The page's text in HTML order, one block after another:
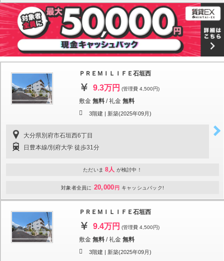
ＰＲＥＭＩＬＩＦＥ石垣西
9.3万円 (管理費 4,500円)
敷金 無料 /礼金 無料
3階建 | 新築(2025年09月)
大分県別府市石垣西6丁目
日豊本線/別府大学 徒歩31分
ただいま 8人 が検討中！
対象者全員に 20,000 円 キャッシュバック!
ＰＲＥＭＩＬＩＦＥ石垣西
9.4万円 (管理費 4,500円)
敷金 無料 /礼金 無料
3階建 | 新築(2025年09月)